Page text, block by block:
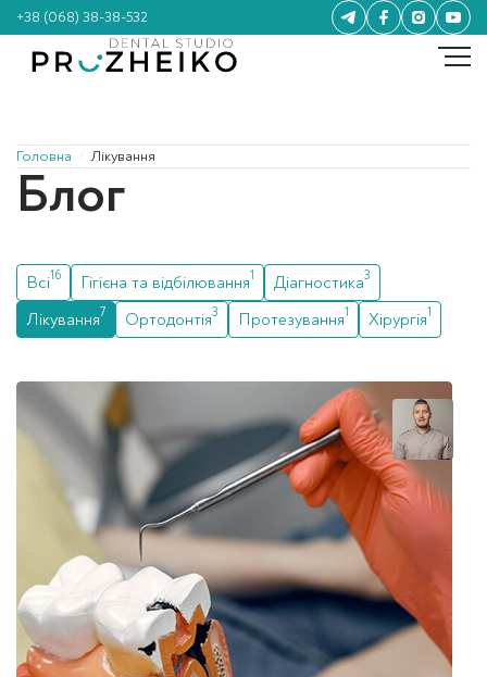
+38 (068) 38-38-532
Головна Лікування
Блог
Всі16 Гігієна та відбілювання1 Діагностика3
Лікування7 Ортодонтія3 Протезування1 Хірургія1